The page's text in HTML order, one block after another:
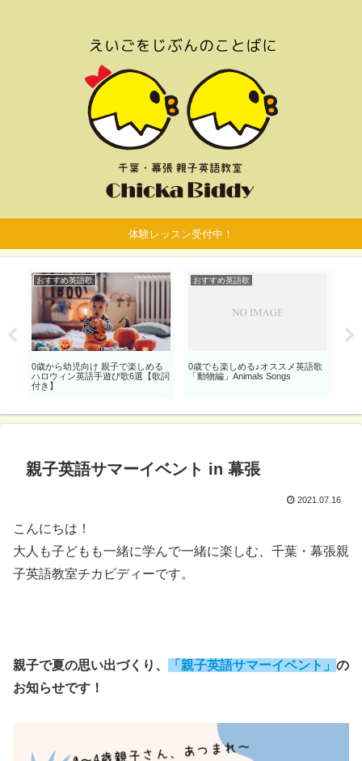
体験レッスン受付中！
おすすめ英語歌
0歳から幼児向け 親子で楽しめる
ハロウィン英語手遊び歌6選【歌詞
付き】
おすすめ英語歌
0歳でも楽しめる♪オススメ英語歌
「動物編」Animals Songs
親子英語サマーイベント in 幕張
2021.07.16
こんにちは！
大人も子どもも一緒に学んで一緒に楽しむ、千葉・幕張親
子英語教室チカビディーです。
親子で夏の思い出づくり、 「親子英語サマーイベント」 の
お知らせです！